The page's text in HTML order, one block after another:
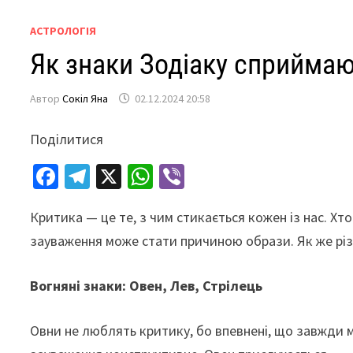
АСТРОЛОГІЯ
Як знаки Зодіаку
АвторСокіл Яна 02.12.2024 20:58
Поділитися
Fa
b
o
o
Te
gr
a
m
X
W
at
sA
p
p
er
Критика — це те, з чим стикається кожен із нас.
зауваження може стати причиною образи. Як же
Вогняні знаки: Овен, Лев, Стрілець
Овни не люблять критику, бо впевнені, що